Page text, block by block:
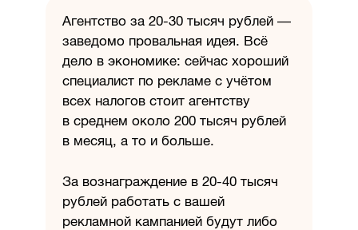
Агентство за20-30 тысяч рублей —
заведомо провальная идея. Всё
дело в экономике: сейчас хороший
специалист по рекламе с учётом
всех налогов стоит агентству
в среднем около 200 тысяч рублей
в месяц, а то и больше.
За вознаграждение в20-40 тысяч
рублей работать с вашей
рекламной кампанией будут либо